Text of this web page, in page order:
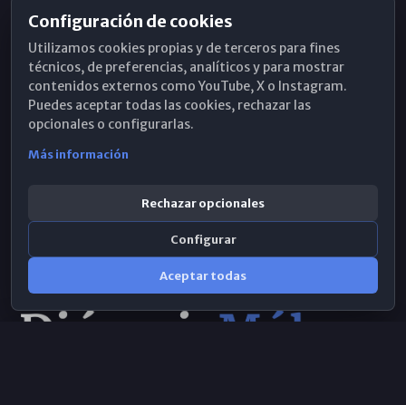
Horarios de Misa
Hemeroteca
WhatsApp
Configuración de cookies
Utilizamos cookies propias y de terceros para fines
técnicos, de preferencias, analíticos y para mostrar
contenidos externos como YouTube, X o Instagram.
Puedes aceptar todas las cookies, rechazar las
opcionales o configurarlas.
Más información
Rechazar opcionales
Configurar
Aceptar todas